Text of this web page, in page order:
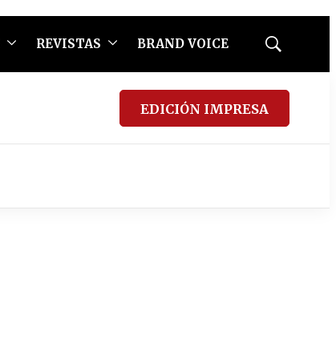
REVISTAS BRAND VOICE
Mostrar
EDICIÓN IMPRESA